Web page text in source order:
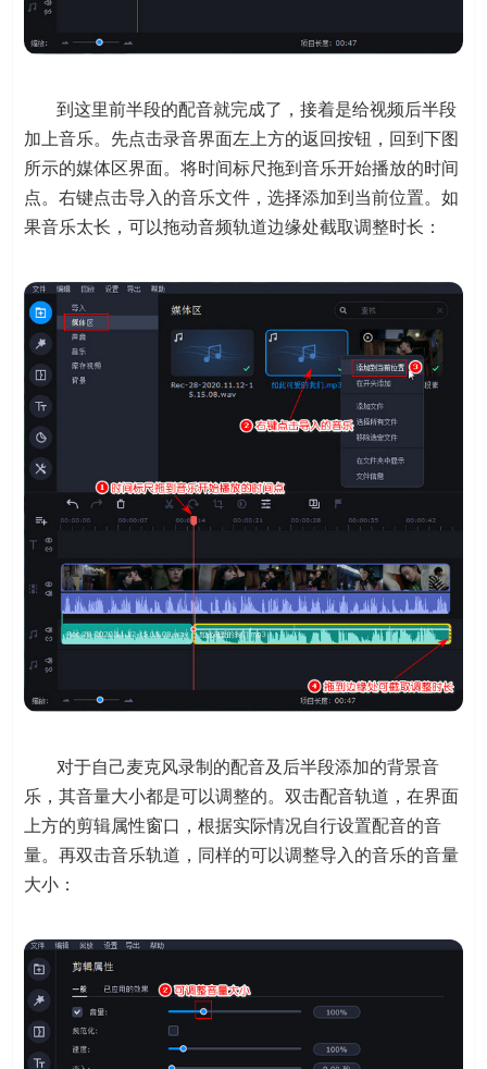
到这里前半段的配音就完成了，接着是给视频后半段
加上音乐。先点击录音界面左上方的返回按钮，回到下图
所示的媒体区界面。将时间标尺拖到音乐开始播放的时间
点。右键点击导入的音乐文件，选择添加到当前位置。如
果音乐太长，可以拖动音频轨道边缘处截取调整时长：
对于自己麦克风录制的配音及后半段添加的背景音
乐，其音量大小都是可以调整的。双击配音轨道，在界面
上方的剪辑属性窗口，根据实际情况自行设置配音的音
量。再双击音乐轨道，同样的可以调整导入的音乐的音量
大小：